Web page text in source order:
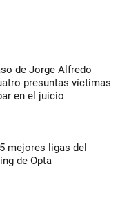
de Jorge Alfredo
presuntas víctimas
en el juicio
mejores ligas del
de Opta